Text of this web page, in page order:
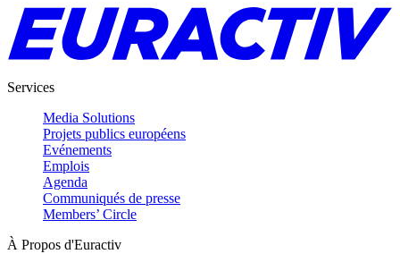
Services
Media Solutions
Projets publics européens
Evénements
Emplois
Agenda
Communiqués de presse
Members’ Circle
À Propos d'Euractiv